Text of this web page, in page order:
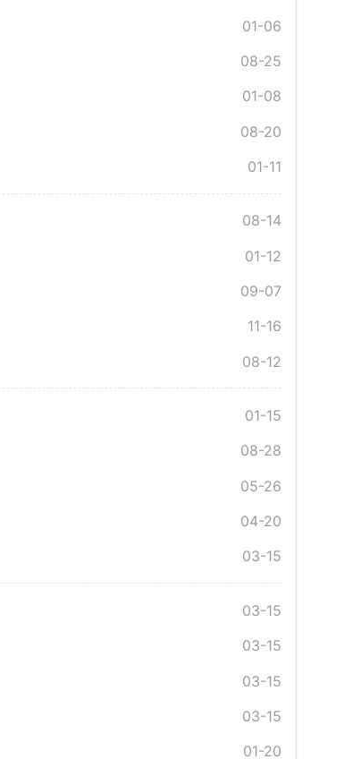
01-06
08-25
01-08
08-20
01-11
08-14
01-12
09-07
11-16
08-12
01-15
08-28
05-26
04-20
03-15
03-15
03-15
03-15
03-15
01-20